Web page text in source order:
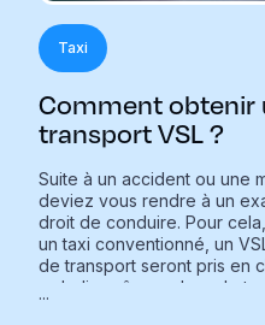
Taxi
Comment obtenir
transport VSL ?
Suite à un accident ou une
deviez vous rendre à un
droit de conduire. Pour
un taxi conventionné, un
de transport seront pris en
maladie grâce au bon de
...